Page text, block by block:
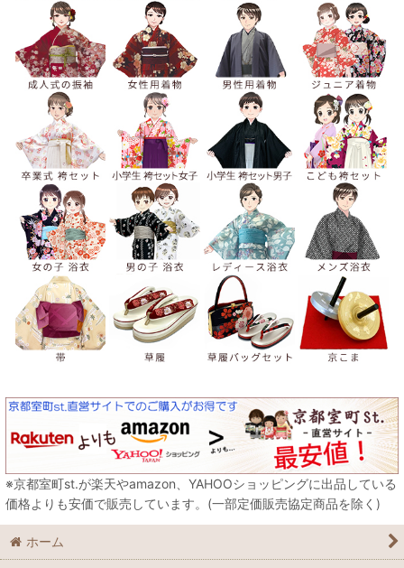
※京都室町st.が楽天やamazon、YAHOOショッピングに出品している
価格よりも安価で販売しています。(一部定価販売協定商品を除く)
ホーム